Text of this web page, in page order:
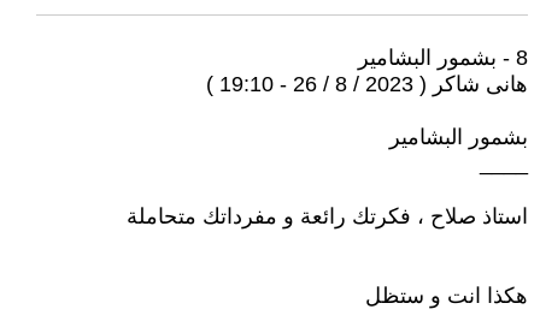
8 - بشمور البشامير
هانى شاكر ( 2023 / 8 / 26 - 19:10 )
بشمور البشامير
استاذ صلاح ، فكرتك رائعة و مفرداتك متحاملة
هكذا انت و ستظل